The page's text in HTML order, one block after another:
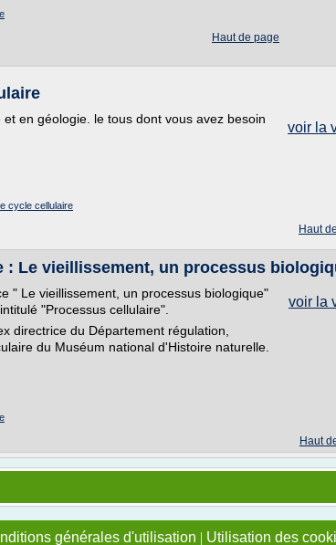
Haut de page
voir la
en géologie. le tous dont vous avez besoin
cycle cellulaire
Haut
: Le vieillissement, un processus
voir la
" Le vieillissement, un processus biologique"
"Processus cellulaire".
directrice du Département régulation,
du Muséum national d'Histoire naturelle.
Haut
générales d'utilisation | Utilisation des